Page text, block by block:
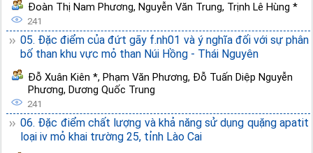
Đoàn Thị Nam Phương, Nguyễn Văn Trung, Trịnh Lê Hùng *
241
05. Đặc điểm của đứt gãy f.nh01 và ý nghĩa đối với sự phân
bố than khu vực mỏ than Núi Hồng - Thái Nguyên
Đỗ Xuân Kiên *, Phạm Văn Phương, Đỗ Tuấn Diệp Nguyễn
Phương, Dương Quốc Trung
241
06. Đặc điểm chất lượng và khả năng sử dụng quặng apatit
loại iv mỏ khai trường 25, tỉnh Lào Cai